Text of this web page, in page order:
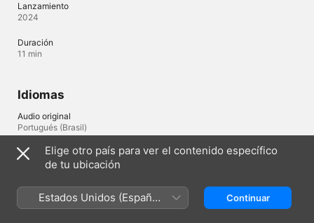
Lanzamiento
2024
Duración
11 min
Idiomas
Audio original
Portugués (Brasil)
Copyright © 2026 Apple Inc.
Todos los derechos reservados.
Elige otro país para ver el contenido específico
de tu ubicación
Estados Unidos (Español
México)
Continuar